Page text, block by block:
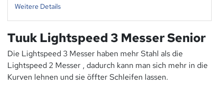
Weitere Details
Tuuk Lightspeed 3 Messer Senior
Die Lightspeed 3 Messer haben mehr Stahl als die
Lightspeed 2 Messer , dadurch kann man sich mehr in die
Kurven lehnen und sie öffter Schleifen lassen.